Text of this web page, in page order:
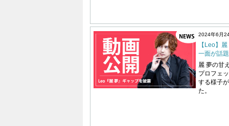
2024年6月
【Leo】
一面が話
麗 夢の甘
プロフェ
する様子
た。